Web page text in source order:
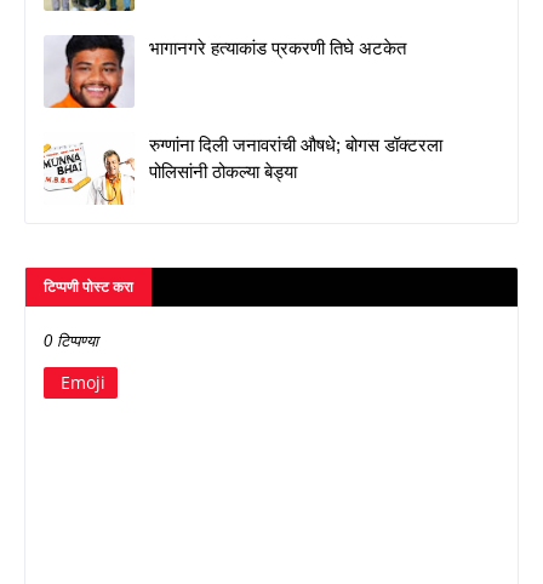
भागानगरे हत्याकांड प्रकरणी तिघे अटकेत
रुग्णांना दिली जनावरांची औषधे; बोगस डॉक्टरला
पोलिसांनी ठोकल्या बेड्या
टिप्पणी पोस्ट करा
0 टिप्पण्या
Emoji